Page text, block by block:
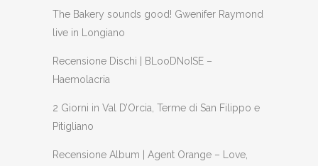
The Bakery sounds good! Gwenifer Raymond
live in Longiano
Recensione Dischi | BLooDNoISE –
Haemolacria
2 Giorni in Val D’Orcia, Terme di San Filippo e
Pitigliano
Recensione Album | Agent Orange – Love,